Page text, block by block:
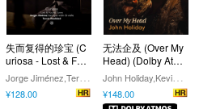
失而复得的珍宝 (C
uriosa - Lost & Fou
nd Tunes)
J
orge Jiménez,Tercia Realidad
¥128.00
无法企及 (Over My
Head) (Dolby Atom
s)
J
ohn Holiday,Kevin Miller
¥148.00